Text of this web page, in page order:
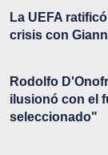
La UEFA
crisis con
Rodolfo
ilusionó con el
seleccionado"